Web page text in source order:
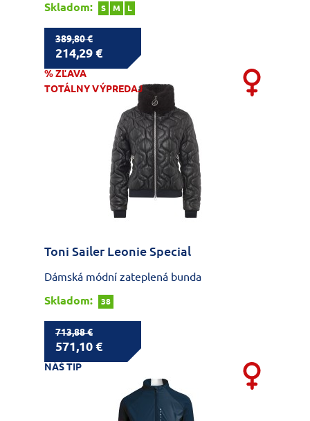
Skladom:
S M L
389,80 €
214,29 €
% ZĽAVA
TOTÁLNY VÝPREDAJ
Toni Sailer Leonie Special
Dámská módní zateplená bunda
Skladom:
38
713,88 €
571,10 €
NÁŠ TIP